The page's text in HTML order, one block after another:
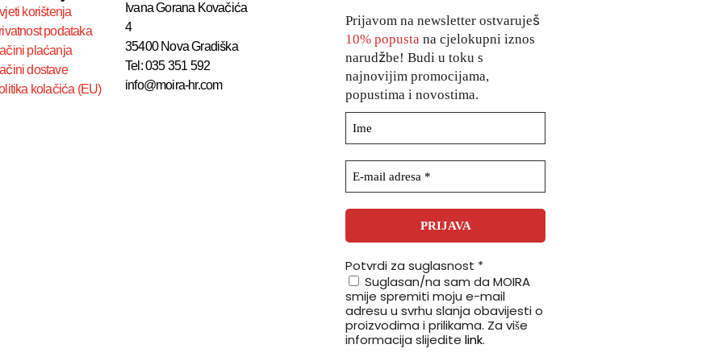
korištenja
podataka
plaćanja
dostave
kolačića (EU)
Ivana Gorana Kovačića
4
35400 Nova Gradiška
Tel: 035 351 592
info@moira-hr.com
Prijavom na newsletter ostvaruješ
10% popusta na cjelokupni iznos
narudžbe! Budi u toku s
najnovijim promocijama,
popustima i novostima.
Potvrdi za suglasnost *
Suglasan/na sam da MOIRA
smije spremiti moju e-mail
adresu u svrhu slanja obavijesti o
proizvodima i prilikama. Za više
informacija slijedite link.